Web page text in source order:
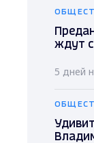
ждут
5 дней